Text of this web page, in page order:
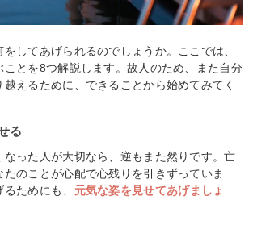
してあげられるのでしょうか。ここでは、
ことを8つ解説します。故人のため、また自分
えるために、できることから始めてみてく
る
なった人が大切なら、逆もまた然りです。亡
たのことが心配で心残りを引きずっていま
ためにも、 元気な姿を見せてあげましょ